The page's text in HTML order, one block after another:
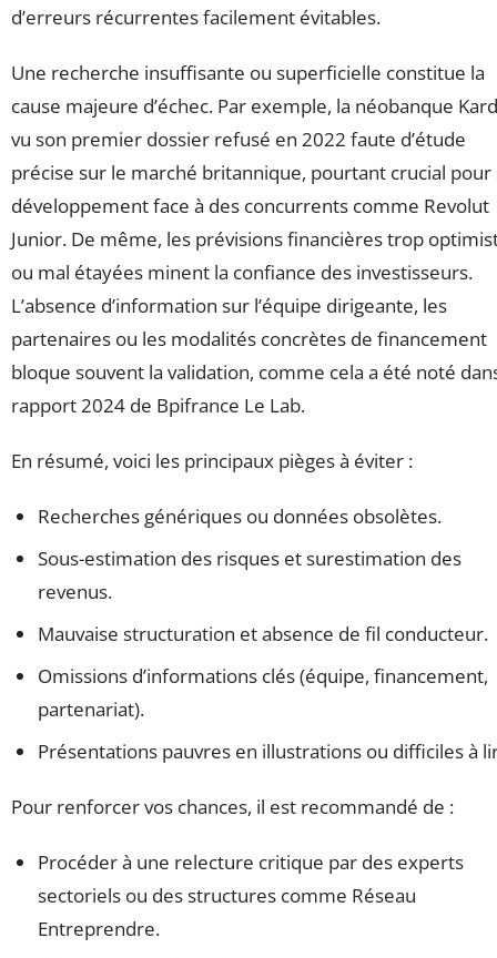
d’erreurs récurrentes facilement évitables.
Une recherche insuffisante ou superficielle constitue la
cause majeure d’échec. Par exemple, la néobanque
vu son premier dossier refusé en 2022 faute d’étude
précise sur le marché britannique, pourtant crucial pour
développement face à des concurrents comme Revolut
Junior. De même, les prévisions financières trop
ou mal étayées minent la confiance des investisseurs.
L’absence d’information sur l’équipe dirigeante, les
partenaires ou les modalités concrètes de financement
bloque souvent la validation, comme cela a été noté
rapport 2024 de Bpifrance Le Lab.
En résumé, voici les principaux pièges à éviter :
Recherches génériques ou données obsolètes.
Sous-estimation des risques et surestimation des
revenus.
Mauvaise structuration et absence de fil conducteur.
Omissions d’informations clés (équipe, financement,
partenariat).
Présentations pauvres en illustrations ou difficiles à
Pour renforcer vos chances, il est recommandé de :
Procéder à une relecture critique par des experts
sectoriels ou des structures comme Réseau
Entreprendre.